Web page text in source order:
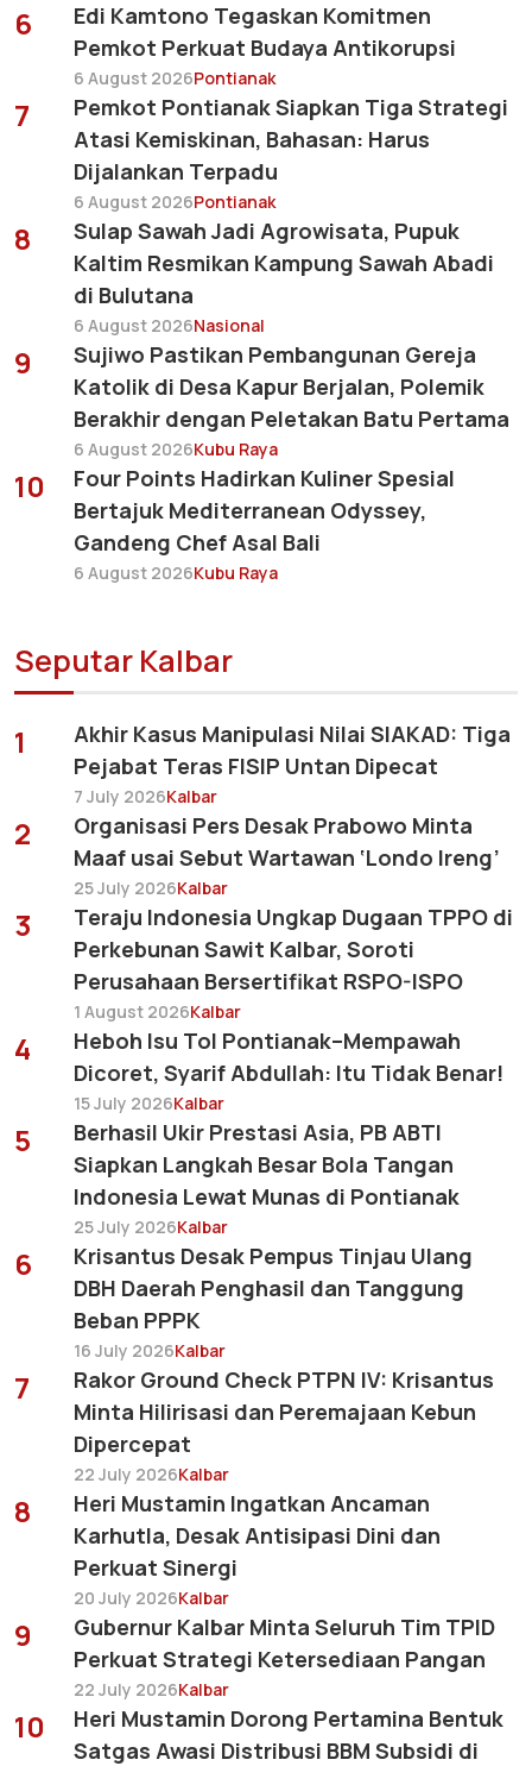
6
Edi Kamtono Tegaskan Komitmen
Pemkot Perkuat Budaya Antikorupsi
6 August 2026Pontianak
7
Pemkot Pontianak Siapkan Tiga Strategi
Atasi Kemiskinan, Bahasan: Harus
Dijalankan Terpadu
6 August 2026Pontianak
8
Sulap Sawah Jadi Agrowisata, Pupuk
Kaltim Resmikan Kampung Sawah Abadi
di Bulutana
6 August 2026Nasional
9
Sujiwo Pastikan Pembangunan Gereja
Katolik di Desa Kapur Berjalan, Polemik
Berakhir dengan Peletakan Batu Pertama
6 August 2026Kubu Raya
10
Four Points Hadirkan Kuliner Spesial
Bertajuk Mediterranean Odyssey,
Gandeng Chef Asal Bali
6 August 2026Kubu Raya
Seputar Kalbar
1
Akhir Kasus Manipulasi Nilai SIAKAD: Tiga
Pejabat Teras FISIP Untan Dipecat
7 July 2026Kalbar
2
Organisasi Pers Desak Prabowo Minta
Maaf usai Sebut Wartawan ‘Londo Ireng’
25 July 2026Kalbar
3
Teraju Indonesia Ungkap Dugaan TPPO di
Perkebunan Sawit Kalbar, Soroti
Perusahaan Bersertifikat RSPO-ISPO
1 August 2026Kalbar
4
Heboh Isu Tol Pontianak–Mempawah
Dicoret, Syarif Abdullah: Itu Tidak Benar!
15 July 2026Kalbar
5
Berhasil Ukir Prestasi Asia, PB ABTI
Siapkan Langkah Besar Bola Tangan
Indonesia Lewat Munas di Pontianak
25 July 2026Kalbar
6
Krisantus Desak Pempus Tinjau Ulang
DBH Daerah Penghasil dan Tanggung
Beban PPPK
16 July 2026Kalbar
7
Rakor Ground Check PTPN IV: Krisantus
Minta Hilirisasi dan Peremajaan Kebun
Dipercepat
22 July 2026Kalbar
8
Heri Mustamin Ingatkan Ancaman
Karhutla, Desak Antisipasi Dini dan
Perkuat Sinergi
20 July 2026Kalbar
9
Gubernur Kalbar Minta Seluruh Tim TPID
Perkuat Strategi Ketersediaan Pangan
22 July 2026Kalbar
10
Heri Mustamin Dorong Pertamina Bentuk
Satgas Awasi Distribusi BBM Subsidi di